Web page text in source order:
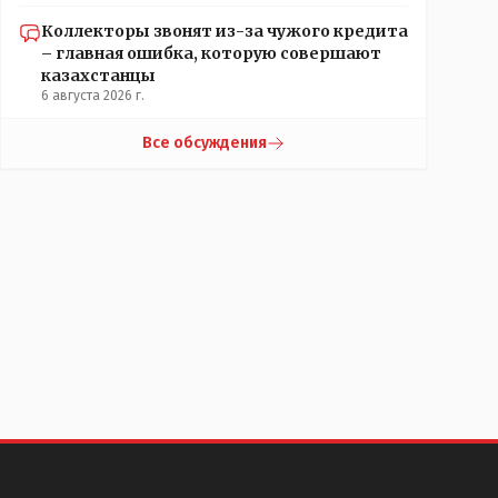
Коллекторы звонят из-за чужого кредита
– главная ошибка, которую совершают
казахстанцы
6 августа 2026 г.
Все обсуждения